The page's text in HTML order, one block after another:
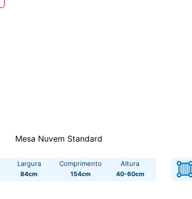
Mesa Nuvem Standard
Largura
84cm
Comprimento
154cm
Altura
40-60cm